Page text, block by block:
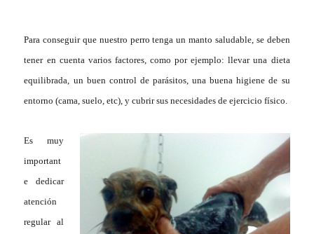
Para conseguir que nuestro perro tenga un manto saludable, se deben
tener en cuenta varios factores, como por ejemplo: llevar una dieta
equilibrada, un buen control de parásitos, una buena higiene de su
entorno (cama, suelo, etc), y cubrir sus necesidades de ejercicio físico.
Es muy
important
e dedicar
atención
regular al